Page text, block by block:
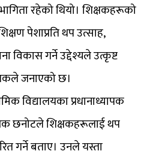
रहेको थियो। शिक्षकहरूको
पेशाप्रति थप उत्साह,
विकास गर्ने उद्देश्यले उत्कृष्ट
जनाएको छ।
विद्यालयका प्रधानाध्यापक
छनोटले शिक्षकहरूलाई थप
गर्ने बताए। उनले यस्ता